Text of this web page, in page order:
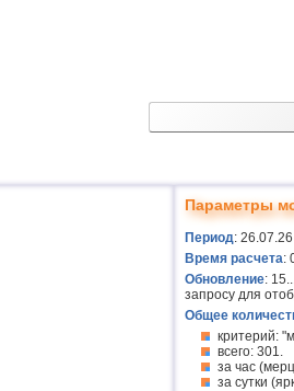
Параметры
Период:
Время расчета:
Обновление:
запросу для
Общее
критерий:
всего: 301.
за час
за сутки